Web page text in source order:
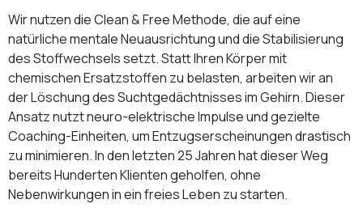
Wir nutzen die Clean & Free Methode, die auf eine
natürliche mentale Neuausrichtung und die Stabilisierung
des Stoffwechsels setzt. Statt Ihren Körper mit
chemischen Ersatzstoffen zu belasten, arbeiten wir an
der Löschung des Suchtgedächtnisses im Gehirn. Dieser
Ansatz nutzt neuro-elektrische Impulse und gezielte
Coaching-Einheiten, um Entzugserscheinungen drastisch
zu minimieren. In den letzten 25 Jahren hat dieser Weg
bereits Hunderten Klienten geholfen, ohne
Nebenwirkungen in ein freies Leben zu starten.